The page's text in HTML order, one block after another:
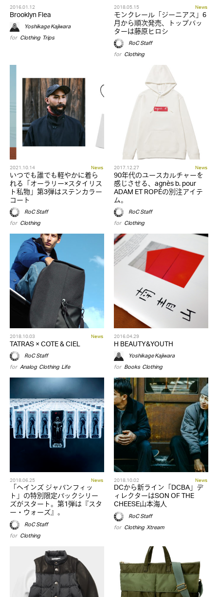
2016.01.12
Brooklyn Flea
Yoshikage Kajiwara
for Clothing, Trips
2018.05.15 News
モンクレール「ジーニアス」6
月から順次発売、トップバッ
ターは藤原ヒロシ
RoC Staff
for Clothing
2021.10.14 News
いつでも誰でも軽やかに着ら
れる「オーラリー×スタイリス
ト私物」第3弾はステンカラー
コート
RoC Staff
for Clothing
2017.12.27 News
90年代のユースカルチャーを
感じさせる、agnès b. pour
ADAM ET ROPÉの別注アイテ
ム。
RoC Staff
for Clothing
2018.10.03 News
TATRAS × COTE & CIEL
RoC Staff
for Analog,Clothing,Life
2016.04.29
H BEAUTY&YOUTH
Yoshikage Kajiwara
for Books,Clothing
2018.06.25 News
「ヘインズ ジャパンフィッ
ト」の特別限定パックシリー
ズがスタート。第1弾は『スタ
ー・ウォーズ』。
RoC Staff
for Clothing
2018.10.02 News
DCから新ライン「DCBA」デ
ィレクターはSON OF THE
CHEESE山本海人
RoC Staff
for Clothing,Xtream